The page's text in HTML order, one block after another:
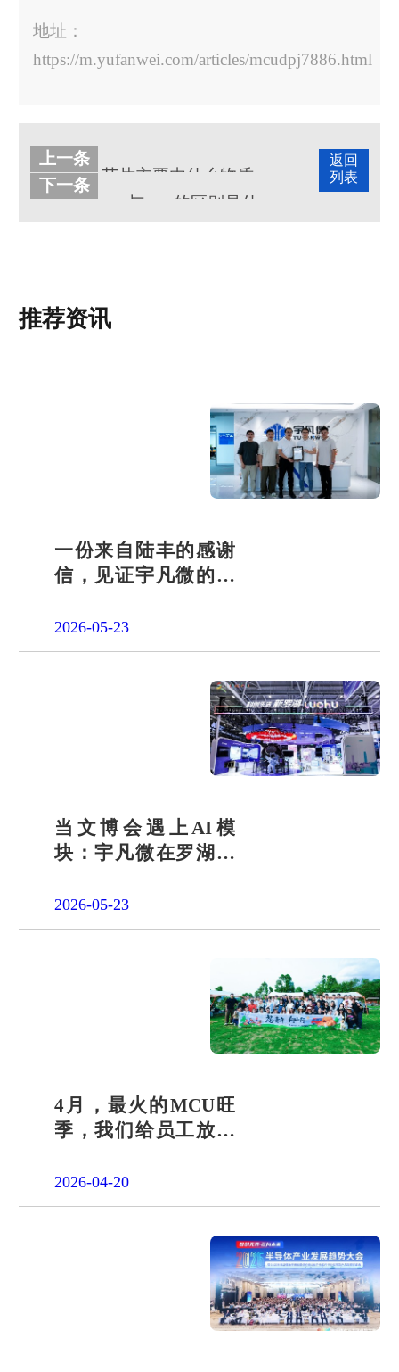
地址：
https://m.yufanwei.com/articles/mcudpj7886.html
返回
列表
上一条
芯片主要由什么物质组成?
下一条
推荐资讯
一份来自陆丰的感谢
信，见证宇凡微的社
2026-05-23
当文博会遇上AI模
块：宇凡微在罗湖展
答卷
2026-05-23
4月，最火的MCU旺
季，我们给员工放了
2026-04-20